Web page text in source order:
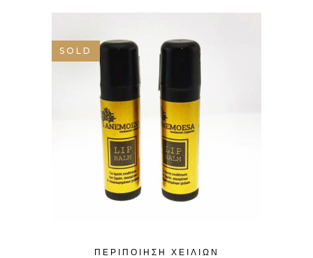
SOLD
ΠΕΡΙΠΟΊΗΣΗ ΧΕΙΛΙΏΝ